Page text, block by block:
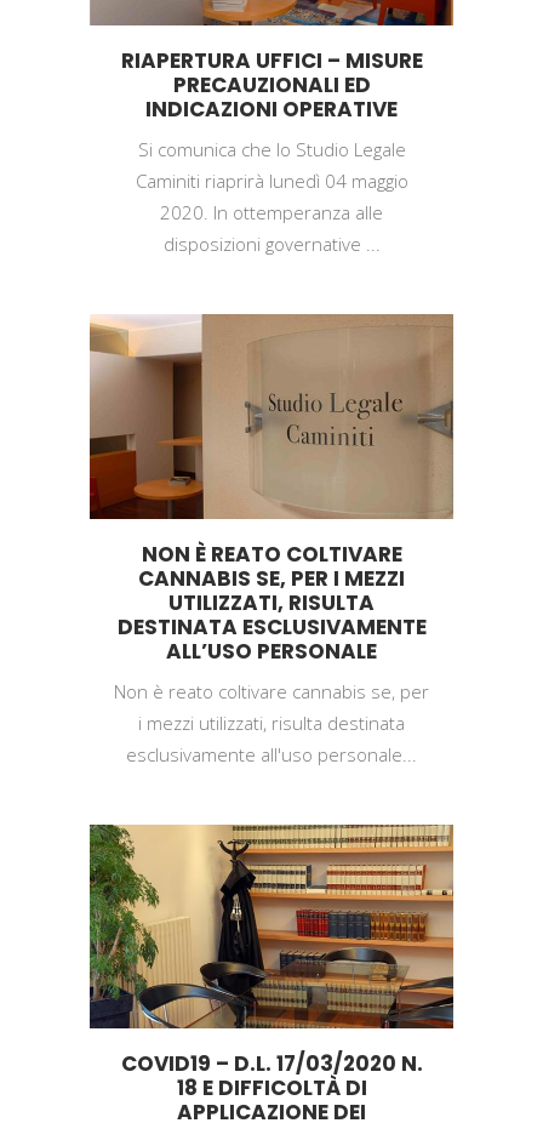
RIAPERTURA UFFICI – MISURE
PRECAUZIONALI ED
INDICAZIONI OPERATIVE
Si comunica che lo Studio Legale
Caminiti riaprirà lunedì 04 maggio
2020. In ottemperanza alle
disposizioni governative ...
NON È REATO COLTIVARE
CANNABIS SE, PER I MEZZI
UTILIZZATI, RISULTA
DESTINATA ESCLUSIVAMENTE
ALL’USO PERSONALE
Non è reato coltivare cannabis se, per
i mezzi utilizzati, risulta destinata
esclusivamente all'uso personale...
COVID19 – D.L. 17/03/2020 N.
18 E DIFFICOLTÀ DI
APPLICAZIONE DEI